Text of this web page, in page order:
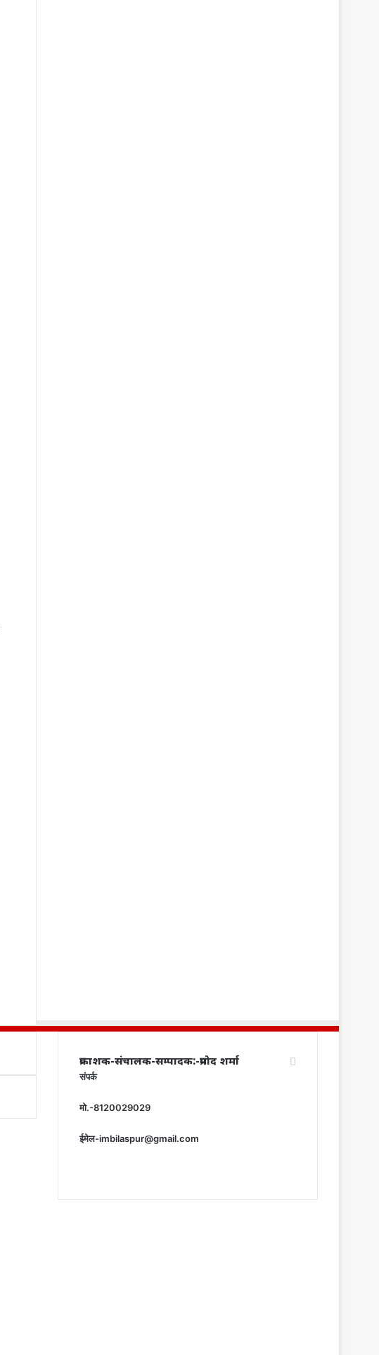
प्रकाशक-संचालक-सम्पादक:-प्रमोद शर्मा
संपर्क
मो.-8120029029
ईमेल-imbilaspur@gmail.com